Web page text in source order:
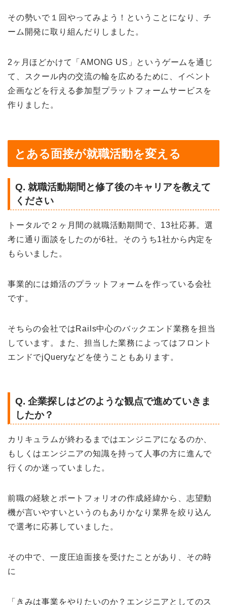
その勢いで１回やってみよう！ということになり、チ
ーム開発に取り組んだりしました。
2ヶ月ほどかけて「AMONG US」というゲームを通じ
て、スクール内の交流の輪を広めるために、イベント
企画などを行える参加型プラットフォームサービスを
作りました。
とある面接が就職活動を変える
Q. 就職活動期間と修了後のキャリアを教えて
ください
トータルで２ヶ月間の就職活動期間で、13社応募。選
考に通り面談をしたのが6社。 そのうち1社から内定を
もらいました。
事業的には婚活のプラットフォームを作っている会社
です。
そちらの会社ではRails中心のバックエンド業務を担当
しています。また、担当した業務によってはフロント
エンドでjQueryなどを使うこともあります。
Q. 企業探しはどのような観点で進めていきま
したか？
カリキュラムが終わるまではエンジニアになるのか、
もしくはエンジニアの知識を持って人事の方に進んで
行くのか迷っていました。
前職の経験とポートフォリオの作成経緯から、志望動
機が言いやすいというのもありかなり業界を絞り込ん
で選考に応募していました。
その中で、一度圧迫面接を受けたことがあり、その時
に
「きみは事業をやりたいのか？エンジニアとしてのス